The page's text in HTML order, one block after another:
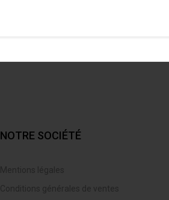
NOTRE SOCIÉTÉ